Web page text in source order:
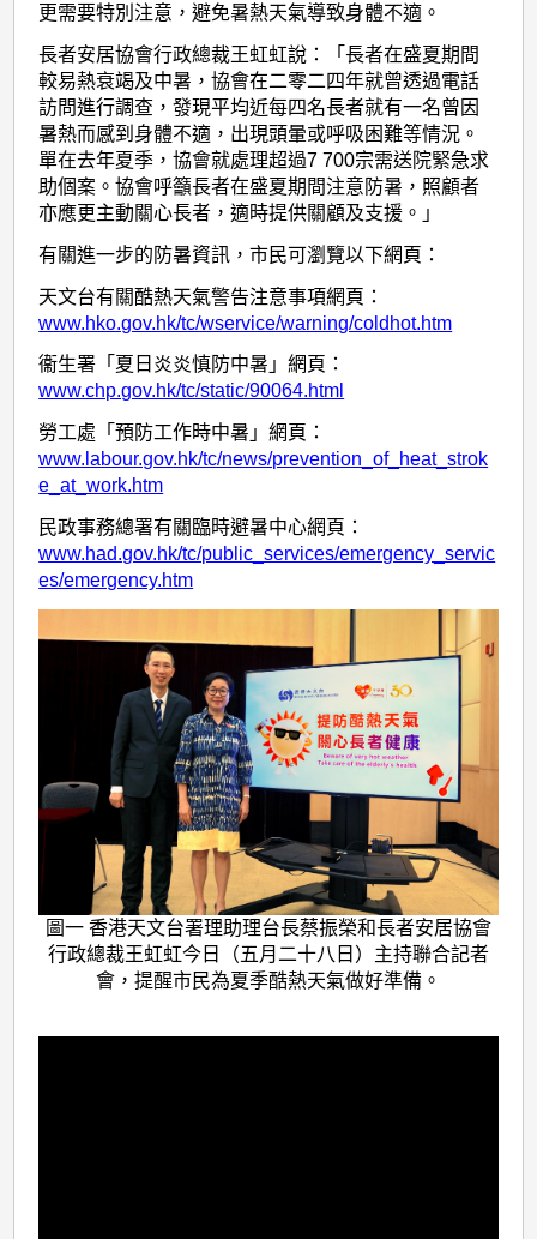
更需要特別注意，避免暑熱天氣導致身體不適。
長者安居協會行政總裁王虹虹說：「長者在盛夏期間
較易熱衰竭及中暑，協會在二零二四年就曾透過電話
訪問進行調查，發現平均近每四名長者就有一名曾因
暑熱而感到身體不適，出現頭暈或呼吸困難等情況。
單在去年夏季，協會就處理超過7 700宗需送院緊急求
助個案。協會呼籲長者在盛夏期間注意防暑，照顧者
亦應更主動關心長者，適時提供關顧及支援。」
有關進一步的防暑資訊，市民可瀏覽以下網頁：
天文台有關酷熱天氣警告注意事項網頁：
www.hko.gov.hk/tc/wservice/warning/coldhot.htm
衞生署「夏日炎炎慎防中暑」網頁：
www.chp.gov.hk/tc/static/90064.html
勞工處「預防工作時中暑」網頁：
www.labour.gov.hk/tc/news/prevention_of_heat_strok
e_at_work.htm
民政事務總署有關臨時避暑中心網頁：
www.had.gov.hk/tc/public_services/emergency_servic
es/emergency.htm
圖一 香港天文台署理助理台長蔡振榮和長者安居協會
行政總裁王虹虹今日（五月二十八日）主持聯合記者
會，提醒市民為夏季酷熱天氣做好準備。